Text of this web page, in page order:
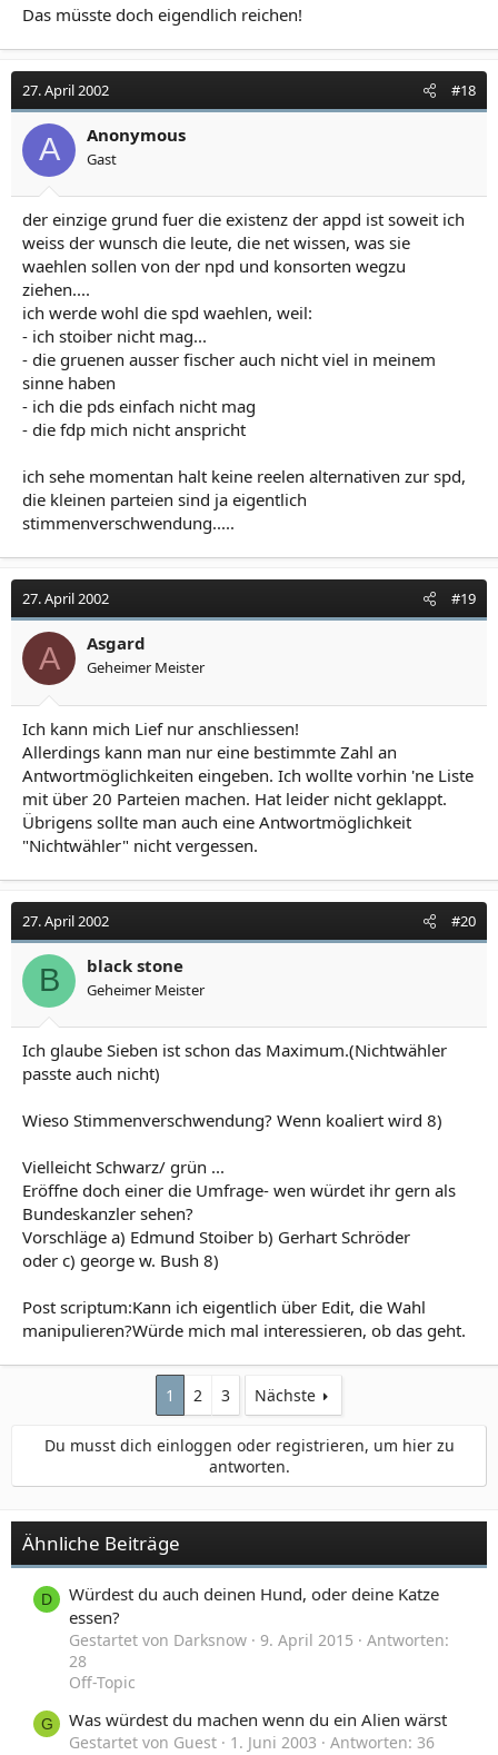
Das müsste doch eigendlich reichen!
27. April 2002 #18
A Anonymous
Gast
der einzige grund fuer die existenz der appd ist soweit ich
weiss der wunsch die leute, die net wissen, was sie
waehlen sollen von der npd und konsorten wegzu
ziehen....
ich werde wohl die spd waehlen, weil:
- ich stoiber nicht mag...
- die gruenen ausser fischer auch nicht viel in meinem
sinne haben
- ich die pds einfach nicht mag
- die fdp mich nicht anspricht
ich sehe momentan halt keine reelen alternativen zur spd,
die kleinen parteien sind ja eigentlich
stimmenverschwendung.....
27. April 2002 #19
A Asgard
Geheimer Meister
Ich kann mich Lief nur anschliessen!
Allerdings kann man nur eine bestimmte Zahl an
Antwortmöglichkeiten eingeben. Ich wollte vorhin 'ne Liste
mit über 20 Parteien machen. Hat leider nicht geklappt.
Übrigens sollte man auch eine Antwortmöglichkeit
"Nichtwähler" nicht vergessen.
27. April 2002 #20
B black stone
Geheimer Meister
Ich glaube Sieben ist schon das Maximum.(Nichtwähler
passte auch nicht)
Wieso Stimmenverschwendung? Wenn koaliert wird 8)
Vielleicht Schwarz/ grün ...
Eröffne doch einer die Umfrage- wen würdet ihr gern als
Bundeskanzler sehen?
Vorschläge a) Edmund Stoiber b) Gerhart Schröder
oder c) george w. Bush 8)
Post scriptum:Kann ich eigentlich über Edit, die Wahl
manipulieren?Würde mich mal interessieren, ob das geht.
1 2 3 Nächste
Du musst dich einloggen oder registrieren, um hier zu
antworten.
Ähnliche Beiträge
D
Würdest du auch deinen Hund, oder deine Katze
essen?
Gestartet von Darksnow 9. April 2015
Antworten:
28
Off-Topic
G Was würdest du machen wenn du ein Alien wärst
Gestartet von Guest 1. Juni 2003
Antworten: 36